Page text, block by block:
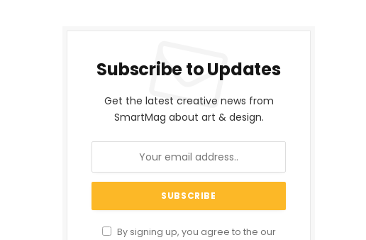
Subscribe to Updates
Get the latest creative news from
SmartMag about art & design.
By signing up, you agree to the our